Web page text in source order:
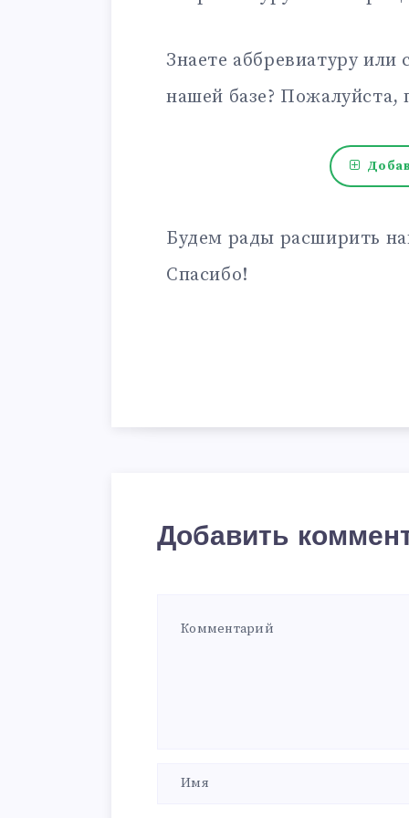
Знаете аббревиатуру
нашей базе? Пожалуйста,
Будем рады расширить
Спасибо!
Добавить